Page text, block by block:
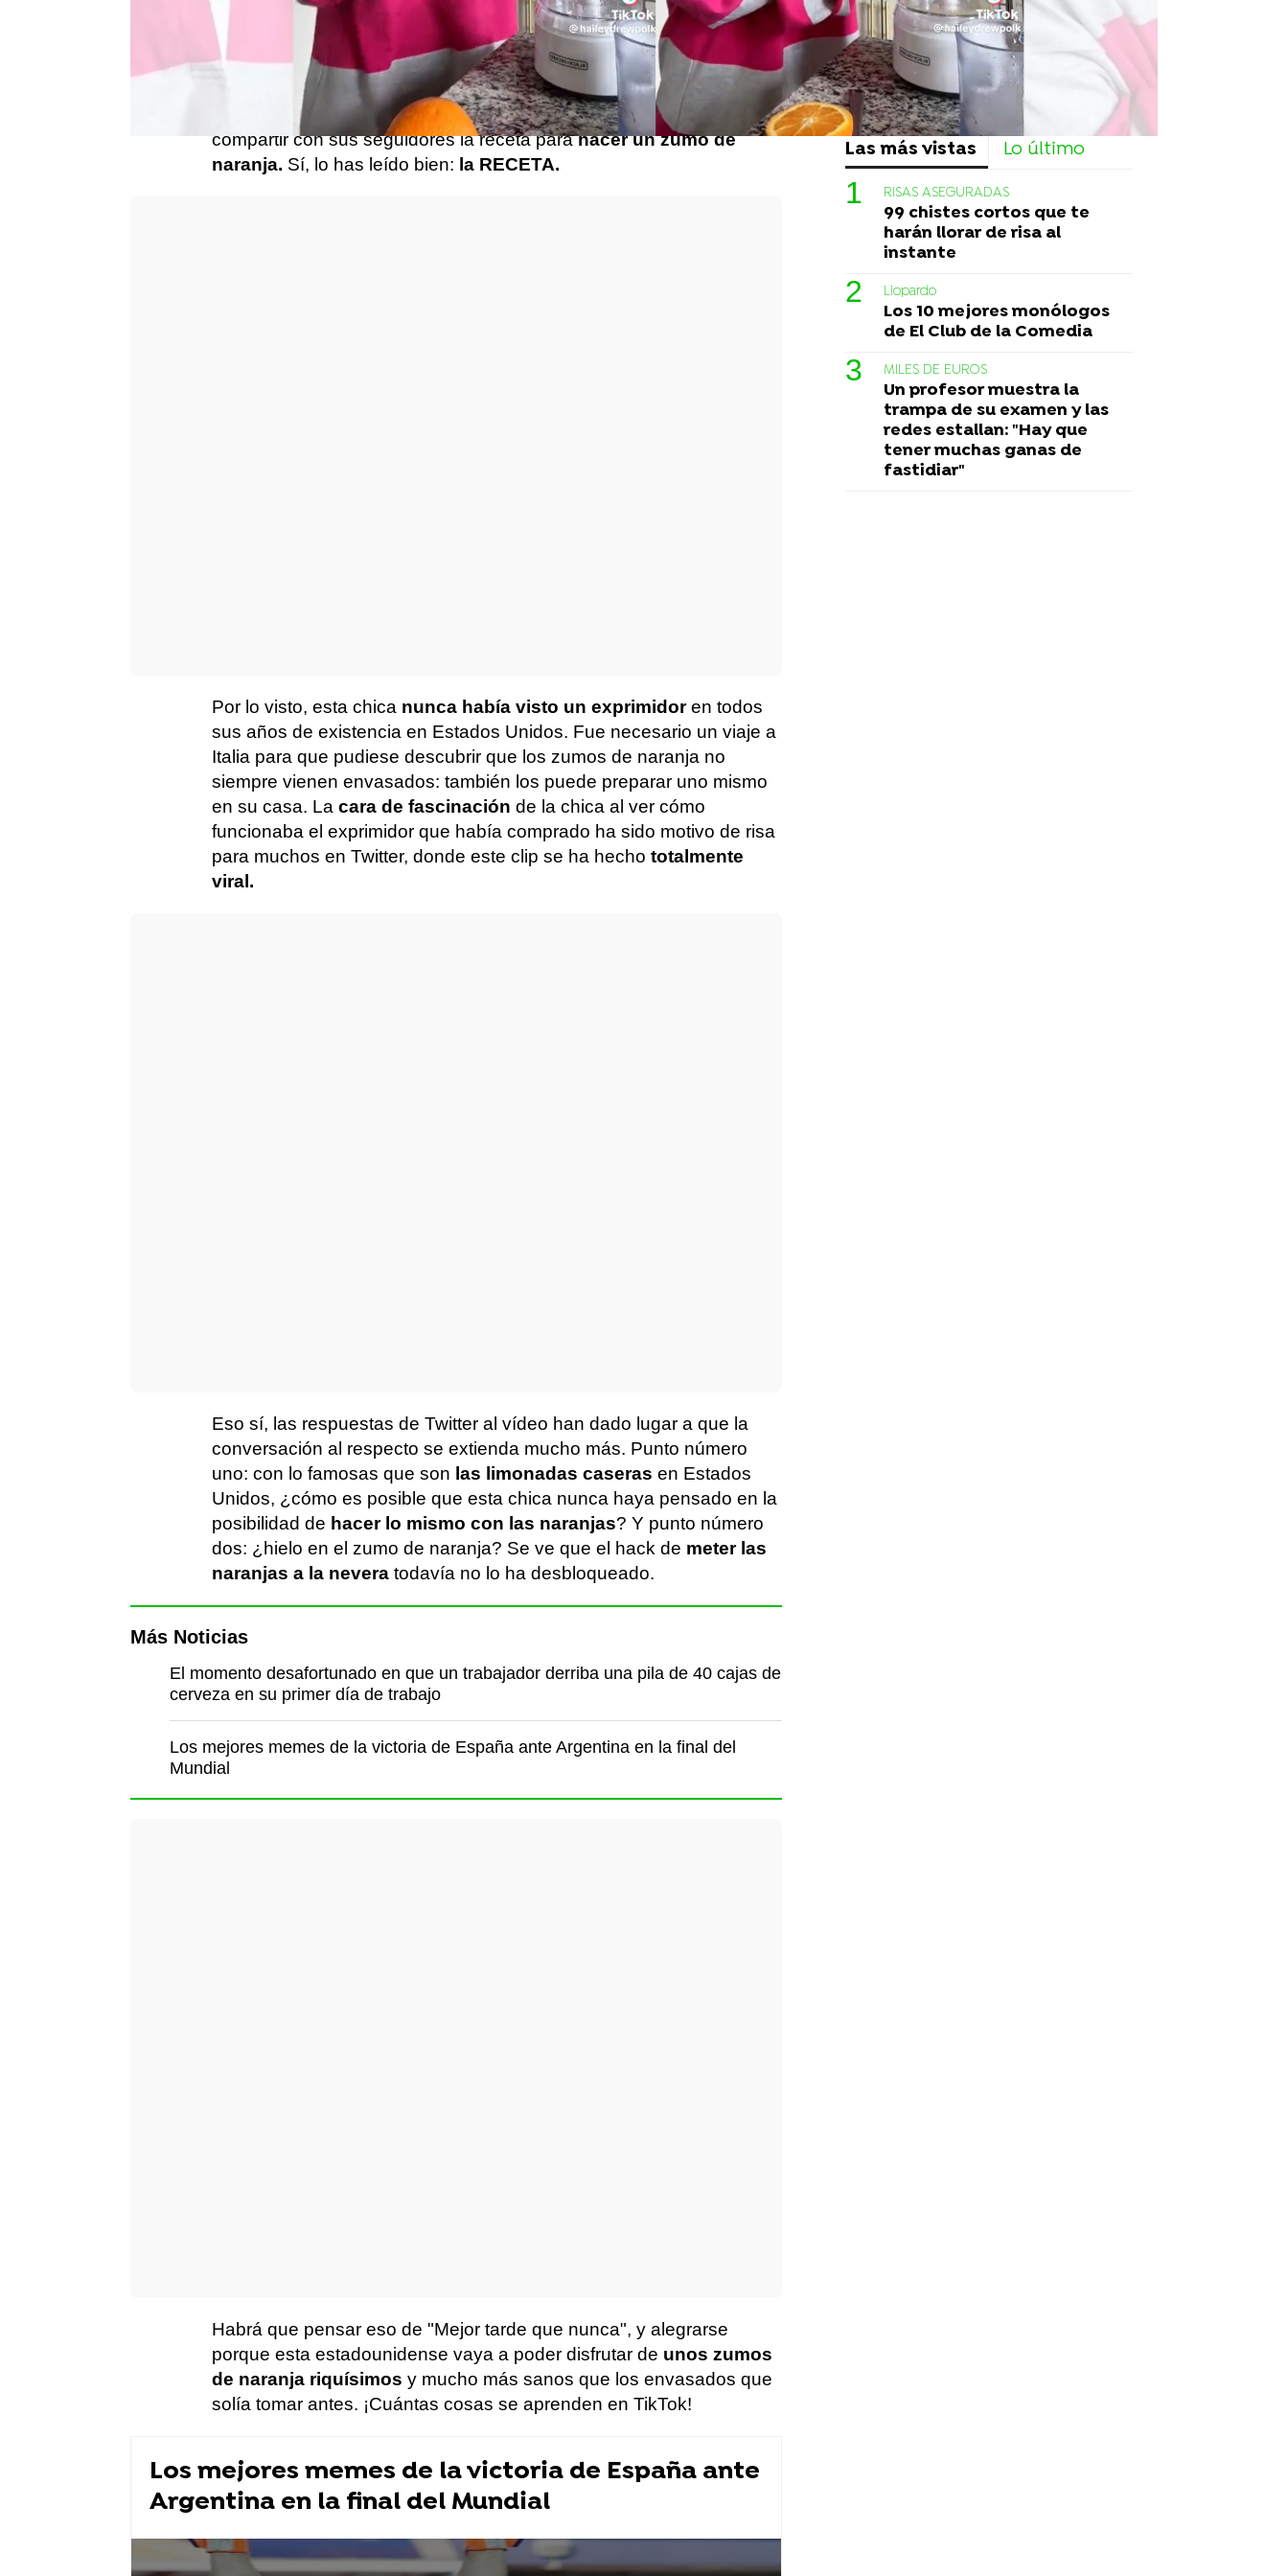
mundo aparte.
Más allá de lo orgullosos que puedan estar de su
país y sus tradiciones, hay aspectos en los que estántan cerrados
a otras culturas que, cuando deciden viajar más allá de sus
fronteras, pueden acabar sintiendo verdaderos
shocks culturales.
Este fue el caso de esta tiktoker, que se ha hecho viral después de
compartir con sus seguidores la receta parahacer un zumo de
naranja. Sí, lo has leído bien: la RECETA.
Por lo visto, esta chica nunca había visto un exprimidoren todos
sus años de existencia en Estados Unidos. Fue necesario un viaje a
Italia para que pudiese descubrir que los zumos de naranja no
siempre vienen envasados: también los puede preparar uno mismo
en su casa. La cara de fascinación de la chica al ver cómo
funcionaba el exprimidor que había comprado ha sido motivo de risa
para muchos en Twitter, donde este clip se ha hecho totalmente
viral.
Eso sí, las respuestas de Twitter al vídeo han dado lugar a que la
conversación al respecto se extienda mucho más. Punto número
uno: con lo famosas que son las limonadas caseras en Estados
Unidos, ¿cómo es posible que esta chica nunca haya pensado en la
posibilidad de hacer lo mismo con las naranjas? Y punto número
dos: ¿hielo en el zumo de naranja? Se ve que el hack de meter las
naranjas a la nevera todavía no lo ha desbloqueado.
Más Noticias
El momento desafortunado en que un trabajador derriba una pila de 40 cajas de
cerveza en su primer día de trabajo
Los mejores memes de la victoria de España ante Argentina en la final del
Mundial
Habrá que pensar eso de "Mejor tarde que nunca", y alegrarse
porque esta estadounidense vaya a poder disfrutar de unos zumos
de naranja riquísimos y mucho más sanos que los envasados que
solía tomar antes. ¡Cuántas cosas se aprenden en TikTok!
Los mejores memes de la victoria de España ante
Argentina en la final del Mundial
Las más vistas Lo último
RISAS ASEGURADAS
99 chistes cortos que te
harán llorar de risa al
instante
Liopardo
Los 10 mejores monólogos
de El Club de la Comedia
MILES DE EUROS
Un profesor muestra la
trampa de su examen y las
redes estallan: "Hay que
tener muchas ganas de
fastidiar"